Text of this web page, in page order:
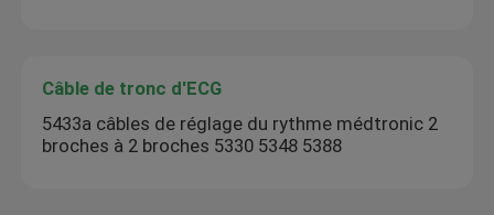
Câble de tronc d'ECG
5433a câbles de réglage du rythme médtronic 2
broches à 2 broches 5330 5348 5388